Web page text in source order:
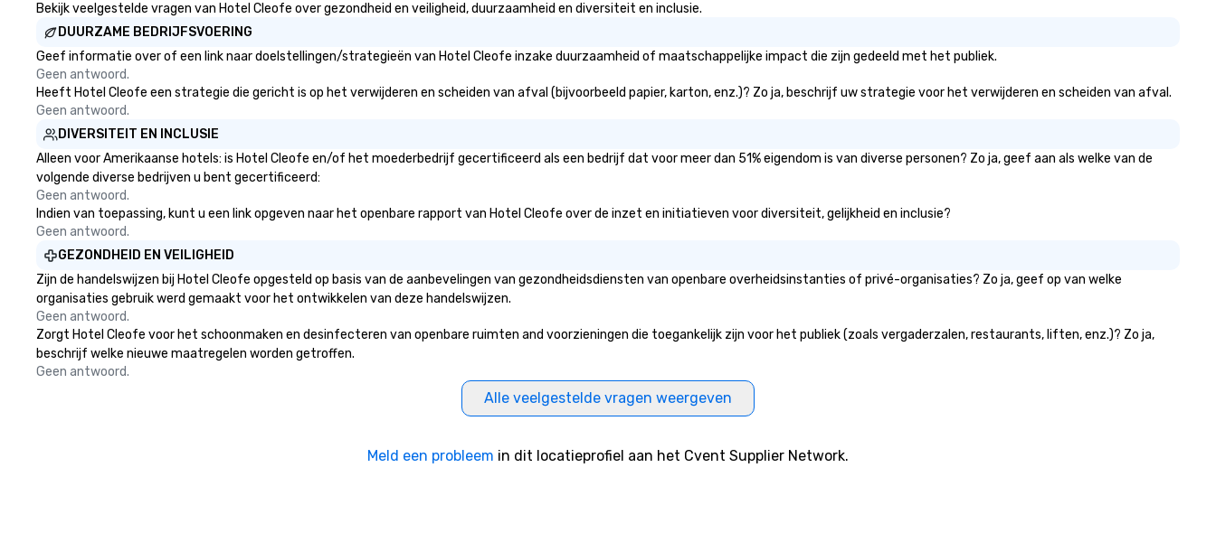
Bekijk veelgestelde vragen van Hotel Cleofe over gezondheid en veiligheid, duurzaamheid en diversiteit en inclusie.
DUURZAME BEDRIJFSVOERING
Geef informatie over of een link naar doelstellingen/strategieën van Hotel Cleofe inzake duurzaamheid of maatschappelijke impact die zijn gedeeld met het publiek.
Geen antwoord.
Heeft Hotel Cleofe een strategie die gericht is op het verwijderen en scheiden van afval (bijvoorbeeld papier, karton, enz.)? Zo ja, beschrijf uw strategie voor het verwijderen en scheiden van afval.
Geen antwoord.
DIVERSITEIT EN INCLUSIE
Alleen voor Amerikaanse hotels: is Hotel Cleofe en/of het moederbedrijf gecertificeerd als een bedrijf dat voor meer dan 51% eigendom is van diverse personen? Zo ja, geef aan als welke van de
volgende diverse bedrijven u bent gecertificeerd:
Geen antwoord.
Indien van toepassing, kunt u een link opgeven naar het openbare rapport van Hotel Cleofe over de inzet en initiatieven voor diversiteit, gelijkheid en inclusie?
Geen antwoord.
GEZONDHEID EN VEILIGHEID
Zijn de handelswijzen bij Hotel Cleofe opgesteld op basis van de aanbevelingen van gezondheidsdiensten van openbare overheidsinstanties of privé-organisaties? Zo ja, geef op van welke
organisaties gebruik werd gemaakt voor het ontwikkelen van deze handelswijzen.
Geen antwoord.
Zorgt Hotel Cleofe voor het schoonmaken en desinfecteren van openbare ruimten and voorzieningen die toegankelijk zijn voor het publiek (zoals vergaderzalen, restaurants, liften, enz.)? Zo ja,
beschrijf welke nieuwe maatregelen worden getroffen.
Geen antwoord.
Alle veelgestelde vragen weergeven
Meld een probleem in dit locatieprofiel aan het Cvent Supplier Network.